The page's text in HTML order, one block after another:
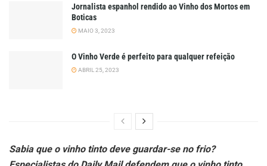
Jornalista espanhol rendido ao Vinho dos Mortos em
Boticas
MAIO 3, 2023
O Vinho Verde é perfeito para qualquer refeição
ABRIL 25, 2023
Sabia que o vinho tinto deve guardar-se no frio?